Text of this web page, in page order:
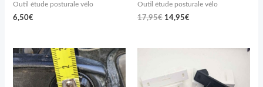
Outil étude posturale vélo
6,50€
Outil étude posturale vélo
17,95€ 14,95€
prix :
7,95€